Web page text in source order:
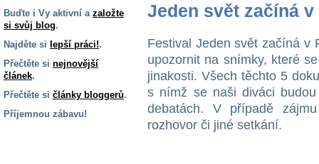
Buďte i Vy aktivní a založte
si svůj blog.
Najděte si lepší práci!.
Přečtěte si nejnovější
článek.
Přečtěte si články bloggerů.
Příjemnou zábavu!
Jeden svět začíná
Festival Jeden svět začíná v
upozornit na snímky, které
jinakosti. Všech těchto 5
s nímž se naši diváci
debatách. V případě
rozhovor či jiné setkání.